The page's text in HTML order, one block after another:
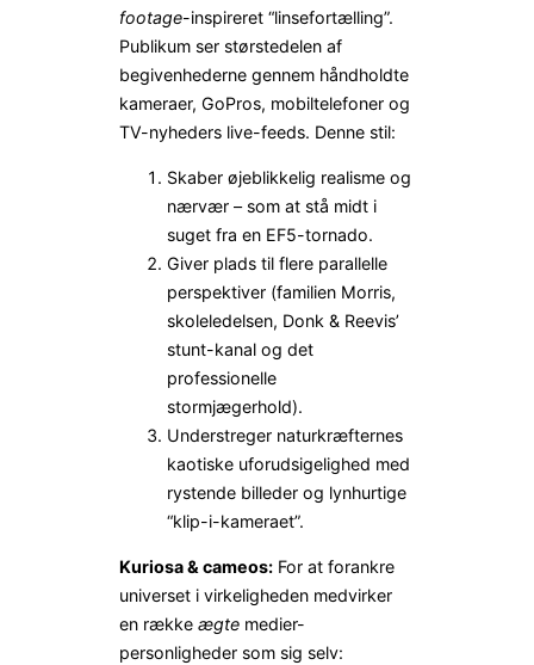
footage-inspireret “linsefortælling”.
Publikum ser størstedelen af
begivenhederne gennem håndholdte
kameraer, GoPros, mobiltelefoner og
TV-nyheders live-feeds. Denne stil:
Skaber øjeblikkelig realisme og
nærvær – som at stå midt i
suget fra en EF5-tornado.
Giver plads til flere parallelle
perspektiver (familien Morris,
skoleledelsen, Donk & Reevis’
stunt-kanal og det
professionelle
stormjægerhold).
Understreger naturkræfternes
kaotiske uforudsigelighed med
rystende billeder og lynhurtige
“klip-i-kameraet”.
Kuriosa & cameos: For at forankre
universet i virkeligheden medvirker
en række ægte medier-
personligheder som sig selv: